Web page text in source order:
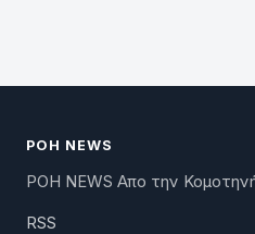
ΡΟΗ NEWS
ΡΟΗ NEWS Απο την
RSS